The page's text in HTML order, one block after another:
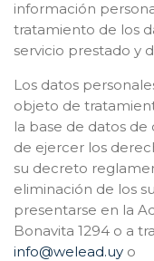
información
tratamiento de los
servicio prestado y
Los datos
objeto de
la base de datos de
de ejercer los
su decreto
eliminación de los
presentarse en la
Bonavita 1294 o a
info@welead.uy o